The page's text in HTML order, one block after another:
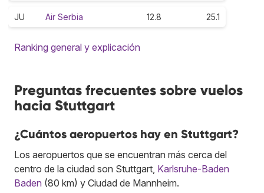
JU Air Serbia 12.8 25.1
Ranking general y explicación
Preguntas frecuentes sobre vuelos
hacia Stuttgart
¿Cuántos aeropuertos hay en Stuttgart?
Los aeropuertos que se encuentran más cerca del
centro de la ciudad son Stuttgart, Karlsruhe-Baden
Baden (80 km) y Ciudad de Mannheim.